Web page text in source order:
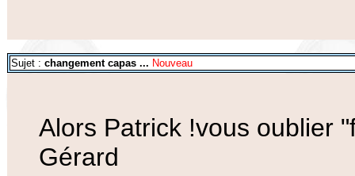
Sujet : changement capas ... Nouveau
Alors Patrick !vous oublier
Gérard